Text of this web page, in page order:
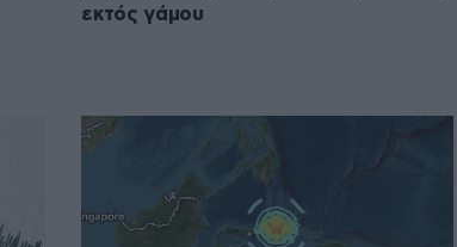
εκτός γάμου